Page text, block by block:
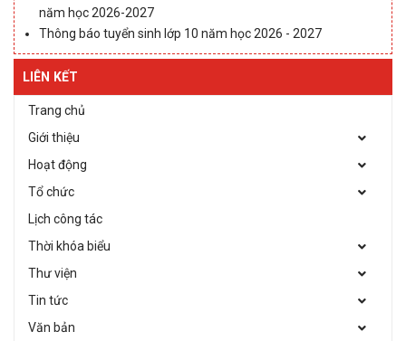
năm học 2026-2027
Thông báo tuyển sinh lớp 10 năm học 2026 - 2027
LIÊN KẾT
Trang chủ
Giới thiệu
Hoạt động
Tổ chức
Lịch công tác
Thời khóa biểu
Thư viện
Tin tức
Văn bản